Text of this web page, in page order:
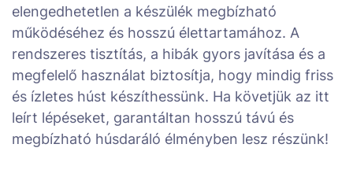
elengedhetetlen a készülék megbízható
működéséhez és hosszú élettartamához. A
rendszeres tisztítás, a hibák gyors javítása és a
megfelelő használat biztosítja, hogy mindig friss
és ízletes húst készíthessünk. Ha követjük az itt
leírt lépéseket, garantáltan hosszú távú és
megbízható húsdaráló élményben lesz részünk!